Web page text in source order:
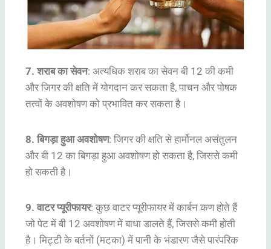
7. शराब का सेवन: अत्यधिक शराब का सेवन बी 12 की कमी
और जिगर की क्षति में योगदान कर सकता है, पाचन और पोषक
तत्वों के अवशोषण को प्रभावित कर सकता है।
8. बिगड़ा हुआ अवशोषण: जिगर की क्षति से हार्मोनल असंतुलन
और बी 12 का बिगड़ा हुआ अवशोषण हो सकता है, जिससे कमी
हो सकती है।
9. वाटर प्यूरीफायर: कुछ वाटर प्यूरीफायर में कार्बन कण होते हैं
जो पेट में बी 12 अवशोषण में बाधा डालते हैं, जिससे कमी होती
है। मिट्टी के बर्तनों (मटका) में पानी के भंडारण जैसे पारंपरिक